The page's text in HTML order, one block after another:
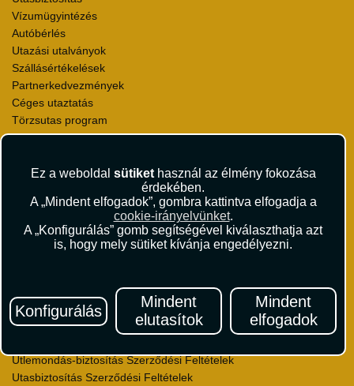
Ez a weboldal sütikethasznál az élmény fokozása
érdekében.
A „Mindent elfogadok”, gombra kattintva elfogadja a
cookie-irányelvünket.
A „Konfigurálás” gomb segítségével kiválaszthatja azt
is, hogy mely sütiket kívánja engedélyezni.
Konfigurálás
Mindent
elutasítok
Mindent
elfogadok
Vízumügyintézés
Autóbérlés
Utazási utalványok
Szállásértékelések
Partnerkedvezmények
Céges utaztatás
Törzsutas program
Katalógus
Rólunk
Médiaajánlat
Sajtószoba
Viszonteladás
Környezettudatosság
Útlemondás-biztosítás Szerződési Feltételek
Utasbiztosítás Szerződési Feltételek